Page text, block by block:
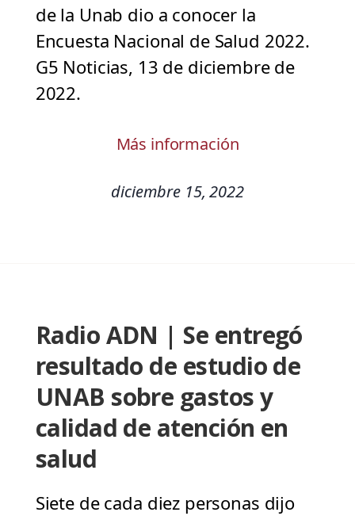
de la Unab dio a conocer la
Encuesta Nacional de Salud 2022.
G5 Noticias, 13 de diciembre de
2022.
Más información
diciembre 15, 2022
Radio ADN | Se entregó
resultado de estudio de
UNAB sobre gastos y
calidad de atención en
salud
Siete de cada diez personas dijo